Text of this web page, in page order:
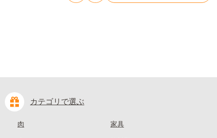
kasaoka_zsy_419_100---
カテゴリで選ぶ
肉 家具